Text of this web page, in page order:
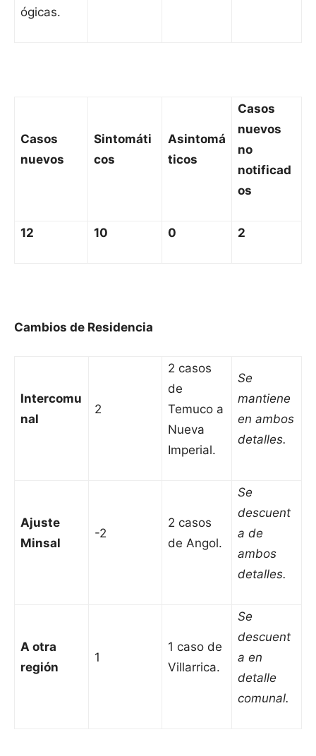
ógicas.
Casos
nuevos
Sintomáti
cos
Asintomá
ticos
Casos
nuevos
no
notificad
os
12 10 0 2
Cambios de Residencia
Intercomu
nal
2
2 casos
de
Temuco a
Nueva
Imperial.
Se
mantiene
en ambos
detalles.
Ajuste
Minsal
-2
2 casos
de Angol.
Se
descuent
a de
ambos
detalles.
A otra
región
1
1 caso de
Villarrica.
Se
descuent
a en
detalle
comunal.